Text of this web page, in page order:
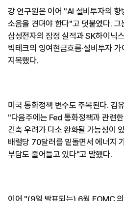
강 연구원은 이어 "AI 설비투자의 향
소음을 견뎌야 한다"고 덧붙였다. 그
삼성전자의 잠정 실적과 SK하이닉
빅테크의 잉여현금흐름·설비투자
지목했다.
미국 통화정책 변수도 주목된다. 김
"다음주에는 Fed 통화정책과 관련
긴축 우려가 다소 완화될 가능성이
배럴당 70달러를 밑돌면서 에너지
부담도 줄어들고 있다"고 말했다.